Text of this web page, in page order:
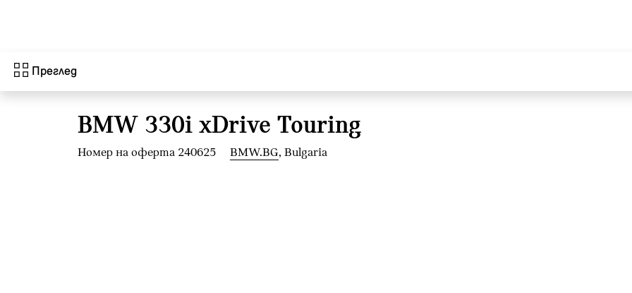
Преглед
BMW 330i xDrive Touring
Номер на оферта 240625 BMW.BG, Bulgaria